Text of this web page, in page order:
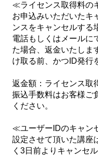
≪ライセンス取得料の
お申込みいただいたキ
ンスをキャンセルする
電話もしくはメールに
た場合、返金いたしま
け取る前、かつID発行
返金額：ライセンス取
振込手数料はお客様ご
ください。
≪ユーザーIDのキャン
設定させて頂いた講座
く3日前よりキャンセ